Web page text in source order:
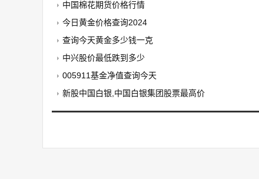
中国棉花期货价格行情
今日黄金价格查询2024
查询今天黄金多少钱一克
中兴股价最低跌到多少
005911基金净值查询今天
新股中国白银,中国白银集团股票最高价